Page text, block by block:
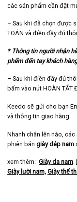
các sản phẩm cần đặt
– Sau khi đã chọn được
TOÁN và điền đầy đủ
* Thông tin người nhận
phẩm đến tay khách
– Sau khi điền đầy đủ
bấm vào nút HOÀN TẤT
Keedo sẽ gửi cho bạn
và thông tin giao hàng.
Nhanh chân lên nào,
phiên bản giày dép nam
xem thêm: Giày da nam.
Giày lười nam, Giày thể